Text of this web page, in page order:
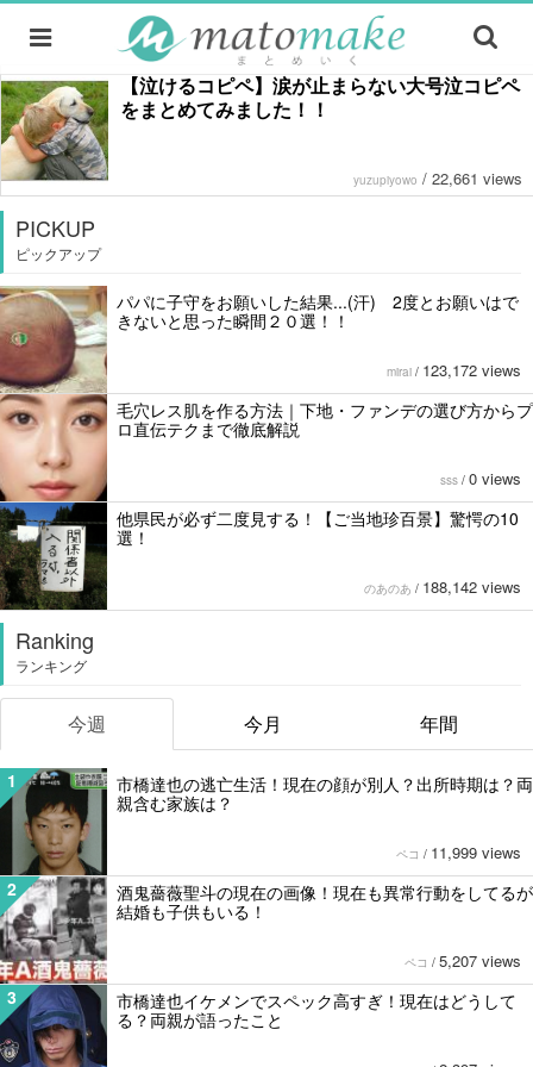
【泣けるコピペ】涙が止まらない大号泣コピペ
をまとめてみました！！
yuzupiyowo / 22,661 views
PICKUP
ピックアップ
パパに子守をお願いした結果...(汗) 2度とお願いはで
きないと思った瞬間２０選！！
mirai / 123,172 views
毛穴レス肌を作る方法｜下地・ファンデの選び方からプ
ロ直伝テクまで徹底解説
sss / 0 views
他県民が必ず二度見する！【ご当地珍百景】驚愕の10
選！
のあのあ / 188,142 views
Ranking
ランキング
今週 今月 年間
1
市橋達也の逃亡生活！現在の顔が別人？出所時期は？両
親含む家族は？
ペコ / 11,999 views
2
酒鬼薔薇聖斗の現在の画像！現在も異常行動をしてるが
結婚も子供もいる！
ペコ / 5,207 views
3
市橋達也イケメンでスペック高すぎ！現在はどうして
る？両親が語ったこと